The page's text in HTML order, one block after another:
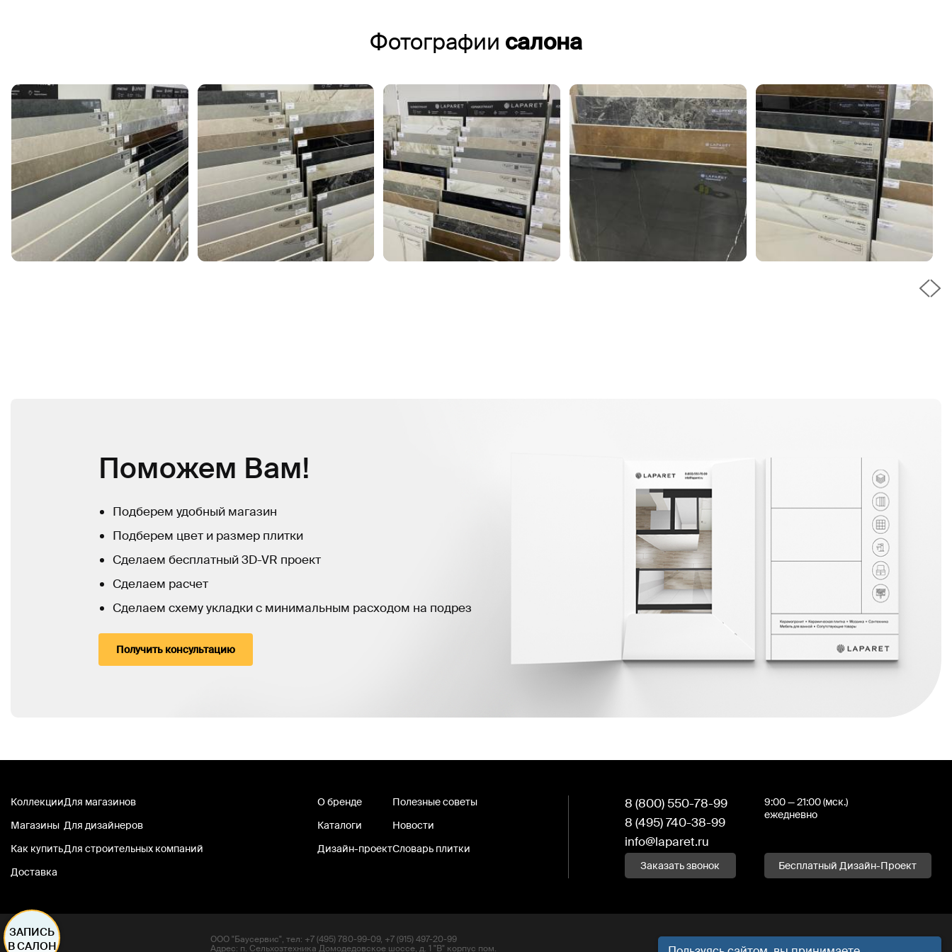
Фотографии салона
Поможем Вам!
Подберем удобный магазин
Подберем цвет и размер плитки
Сделаем бесплатный 3D-VR проект
Сделаем расчет
Сделаем схему укладки с минимальным расходом на подрез
Получить консультацию
Коллекции
Магазины
Как купить
Доставка
Для магазинов
Для дизайнеров
Для строительных компаний
О бренде
Каталоги
Дизайн-проект
Полезные советы
Новости
Словарь плитки
8 (800) 550-78-99
8 (495) 740-38-99
info@laparet.ru
9:00 — 21:00 (мск.)
ежедневно
Заказать звонок Бесплатный Дизайн-Проект
ООО "Баусервис", тел: +7 (495) 780-99-09, +7 (915) 497-20-99
Адрес: п. Сельхозтехника Домодедовское шоссе, д. 1 "В" корпус пом.
ЗАПИСЬ
В САЛОН